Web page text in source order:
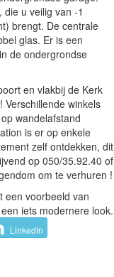
u veilig van -1
brengt. De centrale
glas. Er is een
de ondergrondse
en vlakbij de Kerk
winkels
wandelafstand
is er op enkele
zelf ontdekken, dit
op 050/35.92.40 of
om te verhuren !
een voorbeeld van
iets modernere look.
LinkedIn